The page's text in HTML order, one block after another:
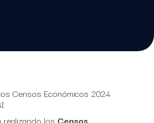
Censos Económicos 2024
realizando los Censos